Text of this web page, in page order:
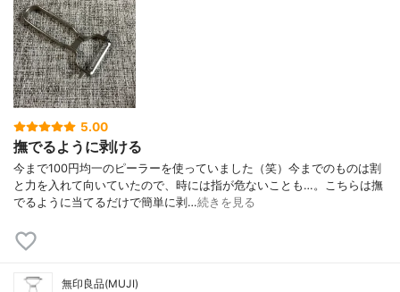
5.00
撫でるように剥ける
今まで100円均一のピーラーを使っていました（笑）今までのものは割
と力を入れて向いていたので、時には指が危ないことも…。こちらは撫
でるように当てるだけで簡単に剥…続きを見る
無印良品(MUJI)